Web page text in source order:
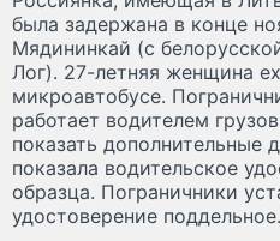
была задержана в конце
Мядининкай (с
Лог). 27-летняя женщина
микроавтобусе.
работает водителем
показать дополнительные
показала водительское
образца. Пограничники
удостоверение поддельное.